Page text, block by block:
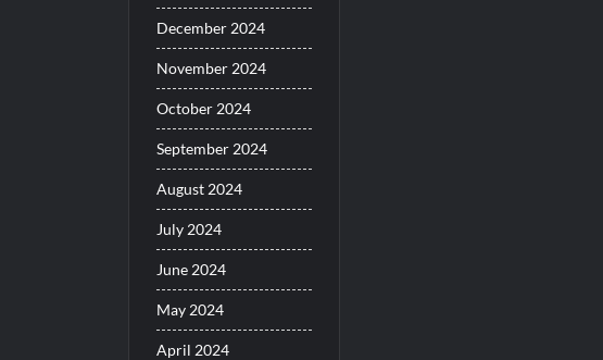
December 2024
November 2024
October 2024
September 2024
August 2024
July 2024
June 2024
May 2024
April 2024